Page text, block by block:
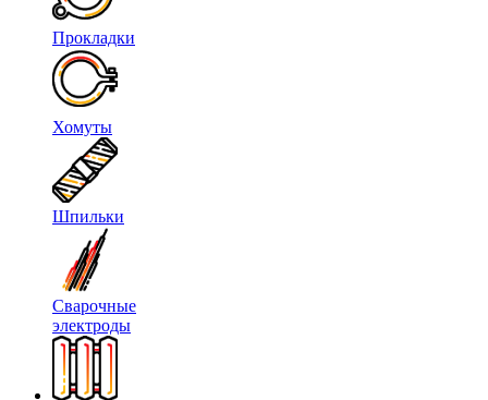
Прокладки
Хомуты
Шпильки
Сварочные
электроды